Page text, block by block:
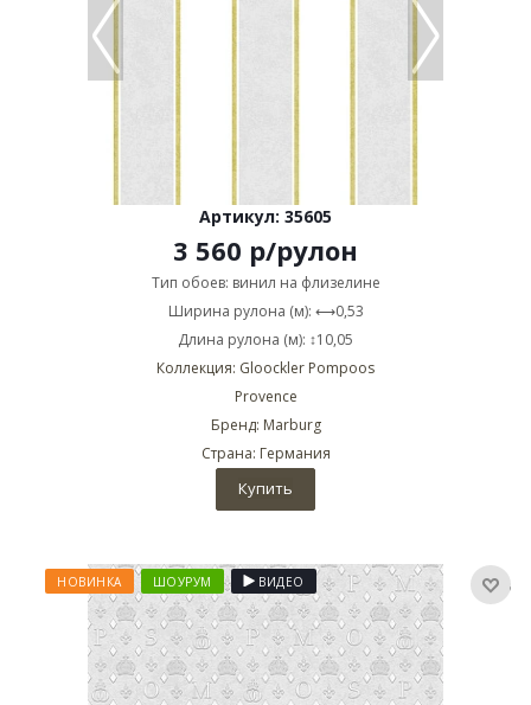
Артикул: 35605
3 560 р/рулон
Тип обоев: винил на флизелине
Ширина рулона (м): ⟷0,53
Длина рулона (м): ↕10,05
Коллекция: Gloockler Pompoos
Provence
Бренд: Marburg
Страна: Германия
Купить
НОВИНКА ШОУРУМ ВИДЕО